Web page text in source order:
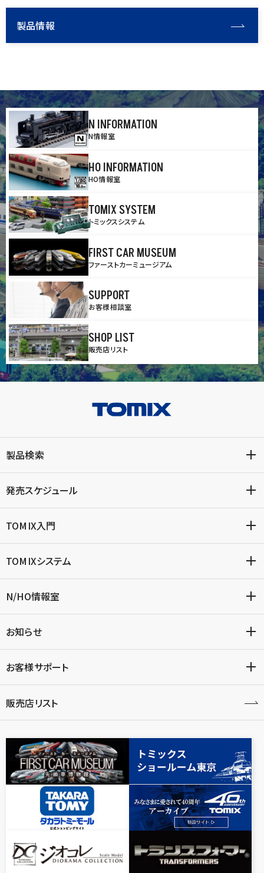
製品情報
N INFORMATION
N情報室
HO INFORMATION
HO情報室
TOMIX SYSTEM
トミックスシステム
FIRST CAR MUSEUM
ファーストカーミュージアム
SUPPORT
お客様相談室
SHOP LIST
販売店リスト
製品検索
発売スケジュール
TOMIX入門
TOMIXシステム
N/HO情報室
お知らせ
お客様サポート
販売店リスト